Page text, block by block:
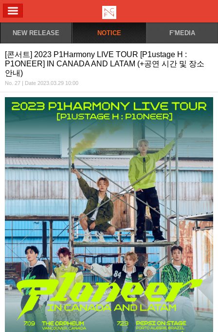
NEW RELEASE NOTICE F'MEDIA
[콘서트] 2023 P1Harmony LIVE TOUR [P1ustage H :
P1ONEER] IN CANADA AND LATAM (+공연 시간 및 장소
안내)
No. 27 | Date 2023.03.29 10:00